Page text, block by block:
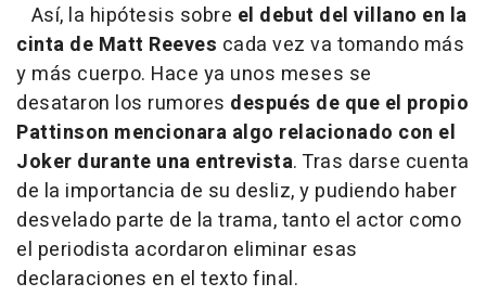
Así, la hipótesis sobre el debut del villano en la
cinta de Matt Reeves cada vez va tomando más
y más cuerpo. Hace ya unos meses se
desataron los rumores después de que el propio
Pattinson mencionara algo relacionado con el
Joker durante una entrevista. Tras darse cuenta
de la importancia de su desliz, y pudiendo haber
desvelado parte de la trama, tanto el actor como
el periodista acordaron eliminar esas
declaraciones en el texto final.